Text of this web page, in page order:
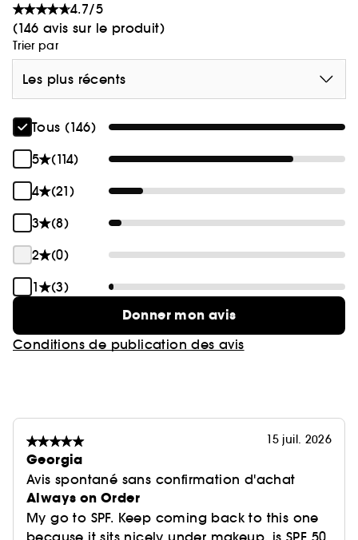
4.7/5
(146 avis sur le produit)
Trier par
Les plus récents
Tous (146)
5
(114)
4
(21)
3
(8)
2
(0)
1
(3)
Donner mon avis
Conditions de publication des avis
15 juil. 2026
Georgia
Avis spontané sans confirmation d'achat
Always on Order
My go to SPF. Keep coming back to this one
because it sits nicely under makeup, is SPF 50